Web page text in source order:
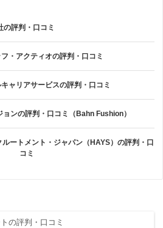
の評判・口コミ
・アクティオの評判・口コミ
ャリアサービスの評判・口コミ
ンの評判・口コミ（Bahn Fushion）
ートメント・ジャパン（HAYS）の評判・口
コミ
の評判・口コミ